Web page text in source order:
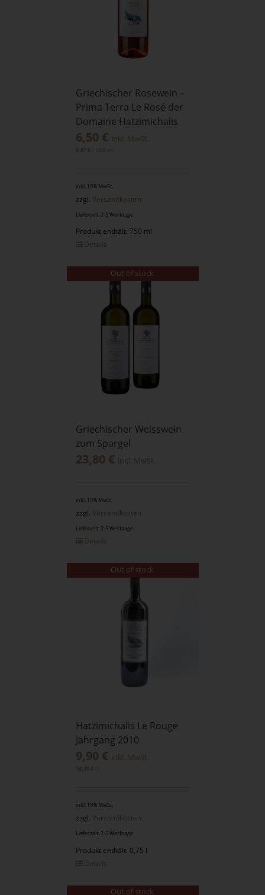
Griechischer Rosewein –
Prima Terra Le Rosé der
Domaine Hatzimichalis
6,50 € inkl. MwSt.
8,67 €/ 1000
inkl. 19% MwSt.
zzgl. Versandkosten
Lieferzeit: 2-5 Werktage
Produkt enthält: 750 ml
Details
Out of stock
Griechischer Weisswein
zum Spargel
23,80 € inkl. MwSt.
inkl. 19% MwSt.
zzgl. Versandkosten
Lieferzeit: 2-5 Werktage
Details
Out of stock
Hatzimichalis Le Rouge
Jahrgang 2010
9,90 € inkl. MwSt.
13,20 €/
inkl. 19% MwSt.
zzgl. Versandkosten
Lieferzeit: 2-5 Werktage
Produkt enthält: 0,75 l
Details
Out of stock